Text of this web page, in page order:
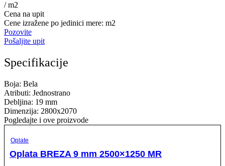
/ m2
Cena na upit
Cene izražene po jedinici mere: m2
Pozovite
Pošaljite upit
Specifikacije
Boja: Bela
Atributi: Jednostrano
Debljina: 19 mm
Dimenzija: 2800x2070
Pogledajte i ove proizvode
Oplate
Oplata BREZA 9 mm 2500×1250 MR